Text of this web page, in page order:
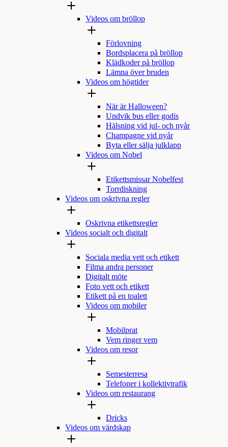
Videos om bröllop
Förlovning
Bordsplacera på bröllop
Klädkoder på bröllop
Lämna över bruden
Videos om högtider
När är Halloween?
Undvik bus eller godis
Hälsning vid jul- och nyår
Champagne vid nyår
Byta eller sälja julklapp
Videos om Nobel
Etikettsmissar Nobelfest
Torrdiskning
Videos om oskrivna regler
Oskrivna etikettsregler
Videos socialt och digitalt
Sociala media vett och etikett
Filma andra personer
Digitalt möte
Foto vett och etikett
Etikett på en toalett
Videos om mobiler
Mobilprat
Vem ringer vem
Videos om resor
Semesterresa
Telefoner i kollektivtrafik
Videos om restaurang
Dricks
Videos om värdskap